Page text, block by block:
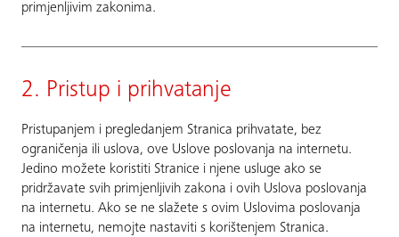
primjenljivim zakonima.
2. Pristup i prihvatanje
Pristupanjem i pregledanjem Stranica prihvatate, bez
ograničenja ili uslova, ove Uslove poslovanja na internetu.
Jedino možete koristiti Stranice i njene usluge ako se
pridržavate svih primjenljivih zakona i ovih Uslova poslovanja
na internetu. Ako se ne slažete s ovim Uslovima poslovanja
na internetu, nemojte nastaviti s korištenjem Stranica.